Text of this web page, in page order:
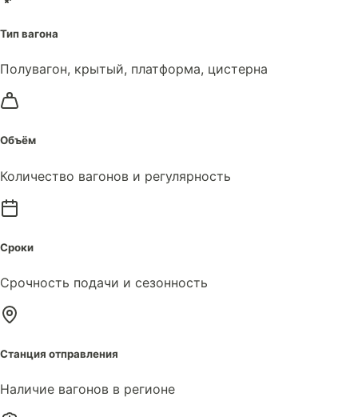
Тип вагона
Полувагон, крытый, платформа, цистерна
Объём
Количество вагонов и регулярность
Сроки
Срочность подачи и сезонность
Станция отправления
Наличие вагонов в регионе